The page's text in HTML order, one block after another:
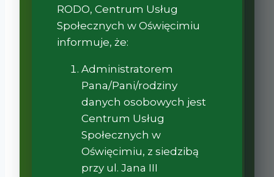
RODO, Centrum Usług
Społecznych w Oświęcimiu
informuje, że:
Administratorem
Pana/Pani/rodziny
danych osobowych jest
Centrum Usług
Społecznych w
Oświęcimiu, z siedzibą
przy ul. Jana III